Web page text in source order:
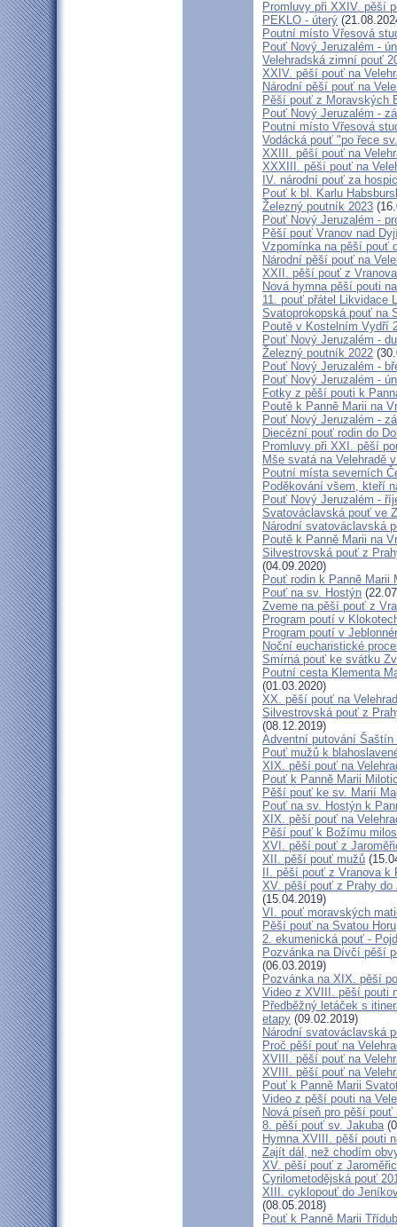
Promluvy při XXIV. pěší
PEKLO - úterý
Poutní místo Vřesová
Pouť Nový Jeruzalém -
Velehradská zimní pouť
XXIV. pěší pouť na
Národní pěší pouť na
Pěší pouť z Moravských
Pouť Nový Jeruzalém -
Poutní místo Vřesová
Vodácká pouť "po řece
XXIII. pěší pouť na
XXXIII. pěší pouť na
IV. národní pouť za
Pouť k bl. Karlu
Železný poutník 2023
Pouť Nový Jeruzalém -
Pěší pouť Vranov nad
Vzpomínka na pěší pouť
Národní pěší pouť na
XXII. pěší pouť z
Nová hymna pěší pouti
11. pouť přátel Likvidace
Svatoprokopská pouť na
Poutě v Kostelním Vydří
Pouť Nový Jeruzalém -
Železný poutník 2022
Pouť Nový Jeruzalém -
Pouť Nový Jeruzalém -
Fotky z pěší pouti k
Poutě k Panně Marii na
Pouť Nový Jeruzalém -
Diecézní pouť rodin do
Promluvy při XXI. pěší
Mše svatá na Velehradě
Poutní místa severních
Poděkování všem, kteří
Pouť Nový Jeruzalém -
Svatováclavská pouť ve
Národní svatováclavská
Poutě k Panně Marii na
Silvestrovská pouť z
(04.09.2020)
Pouť rodin k Panně Marii
Pouť na sv. Hostýn
Zveme na pěší pouť z
Program poutí v
Program poutí v
Noční eucharistické
Smírná pouť ke svátku
Poutní cesta Klementa
(01.03.2020)
XX. pěší pouť na
Silvestrovská pouť z
(08.12.2019)
Adventní putování Šaštín
Pouť mužů k
XIX. pěší pouť na
Pouť k Panně Marii
Pěší pouť ke sv. Marií
Pouť na sv. Hostýn k
XIX. pěší pouť na
Pěší pouť k Božímu
XVI. pěší pouť z
XII. pěší pouť mužů
II. pěší pouť z Vranova k
XV. pěší pouť z Prahy
(15.04.2019)
VI. pouť moravských
Pěší pouť na Svatou Horu
2. ekumenická pouť -
Pozvánka na Dívčí pěší
(06.03.2019)
Pozvánka na XIX. pěší
Video z XVIII. pěší pouti
Předběžný letáček s
etapy (09.02.2019)
Národní svatováclavská
Proč pěší pouť na
XVIII. pěší pouť na
XVIII. pěší pouť na
Pouť k Panně Marii
Video z pěší pouti na
Nová píseň pro pěší
8. pěší pouť sv. Jakuba
Hymna XVIII. pěší pouti
Zajít dál, než chodím
XV. pěší pouť z
Cyrilometodějská pouť
XIII. cyklopouť do
(08.05.2018)
Pouť k Panně Marii